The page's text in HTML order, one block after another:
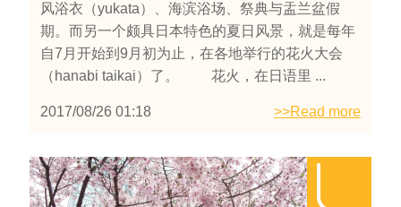
风浴衣（yukata）、海滨浴场、祭典与盂兰盆假
期。而另一个颇具日本特色的夏日风景，就是每年
自7月开始到9月初为止，在各地举行的花火大会
（hanabi taikai）了。 花火，在日语里 ...
2017/08/26 01:18 >>Read more